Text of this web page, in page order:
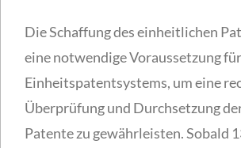
Die Schaffung des einheitlichen
eine notwendige Voraussetzung
Einheitspatentsystems, um eine
Überprüfung und Durchsetzung
Patente zu gewährleisten. Sobald